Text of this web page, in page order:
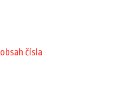
obsah čísla